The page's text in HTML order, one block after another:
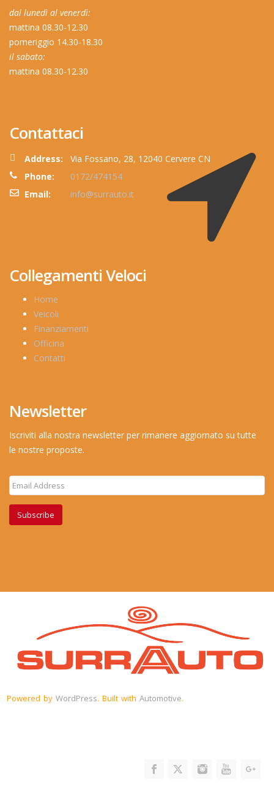
dal lunedì al venerdì:
mattina 08.30-12.30
pomeriggio 14.30-18.30
il sabato:
mattina 08.30-12.30
Contattaci
Address:
Via Fossano, 28, 12040 Cervere CN
Phone:
0172/474154
Email:
info@surrauto.it
Collegamenti Veloci
Home
Veicoli
Finanziamenti
Officina
Contatti
Newsletter
Iscriviti alla nostra newsletter per rimanere aggiornato su tutte
le nostre proposte.
Subscribe
Powered by WordPress. Built with Automotive.